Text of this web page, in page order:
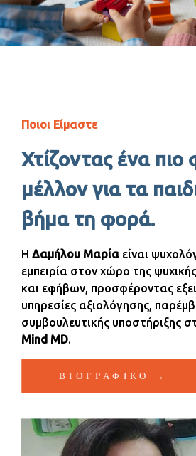
Ποιοι Είμαστε
Χτίζοντας ένα πιο
μέλλον για τα
βήμα τη φορά.
Η Δαμήλου Μαρία είναι
εμπειρία στον χώρο της
και εφήβων, προσφέροντας
υπηρεσίες αξιολόγησης,
συμβουλευτικής υποστήριξης
Mind MD.
ΒΙΟΓΡΑΦΙΚΟ →